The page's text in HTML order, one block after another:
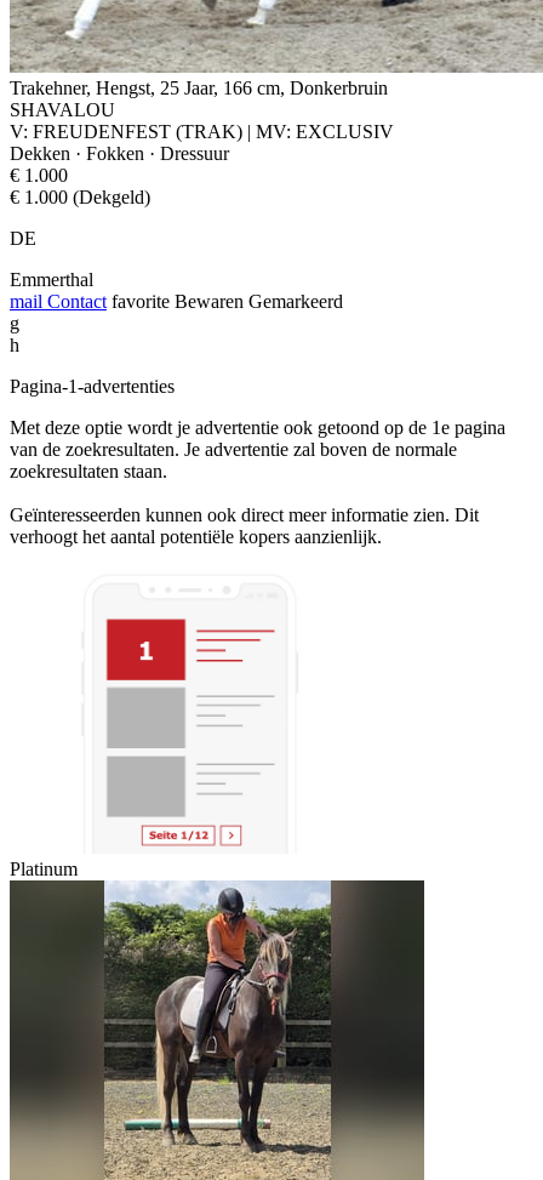
Trakehner, Hengst, 25 Jaar, 166 cm, Donkerbruin
SHAVALOU
V: FREUDENFEST (TRAK) | MV: EXCLUSIV
Dekken · Fokken · Dressuur
€ 1.000
€ 1.000 (Dekgeld)
DE
Emmerthal
mail Contact favorite Bewaren Gemarkeerd
g
h
Pagina-1-advertenties
Met deze optie wordt je advertentie ook getoond op de 1e pagina
van de zoekresultaten. Je advertentie zal boven de normale
zoekresultaten staan.
Geïnteresseerden kunnen ook direct meer informatie zien. Dit
verhoogt het aantal potentiële kopers aanzienlijk.
Platinum